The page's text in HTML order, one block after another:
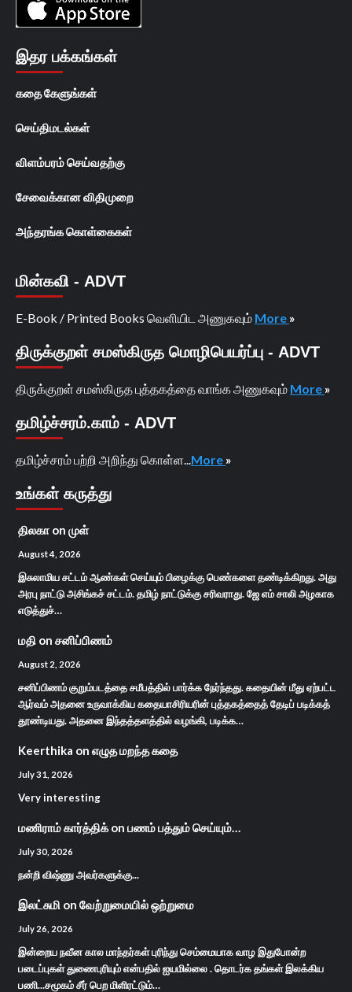
இதர பக்கங்கள்
கதை கேளுங்கள்
செய்திமடல்கள்
விளம்பரம் செய்வதற்கு
சேவைக்கான விதிமுறை
அந்தரங்க கொள்கைகள்
மின்கவி - ADVT
E-Book / Printed Books வெளியிட அணுகவும் More »
திருக்குறள் சமஸ்கிருத மொழிபெயர்ப்பு - ADVT
திருக்குறள் சமஸ்கிருத புத்தகத்தை வாங்க அணுகவும் More »
தமிழ்ச்சரம்.காம் - ADVT
தமிழ்ச்சரம் பற்றி அறிந்து கொள்ள... More »
உங்கள் கருத்து
திலகா on முள்
August 4, 2026
இசுலாமிய சட்டம் ஆண்கள் செய்யும் பிழைக்கு பெண்களை தண்டிக்கிறது. அது
அரபு நாட்டு அசிங்கச் சட்டம். தமிழ் நாட்டுக்கு சரிவராது. ஜே எம் சாலி அழகாக
எடுத்துச்…
மதி on சனிப்பிணம்
August 2, 2026
சனிப்பிணம் குறும்படத்தை சமீபத்தில் பார்க்க நேர்ந்தது. கதையின் மீது ஏற்பட்ட
ஆர்வம் அதனை உருவாக்கிய கதையாசிரியரின் புத்தகத்தைத் தேடிப் படிக்கத்
தூண்டியது. அதனை இந்தத்தளத்தில் வழங்கி, படிக்க…
Keerthika on எழுத மறந்த கதை
July 31, 2026
Very interesting
மணிராம் கார்த்திக்on பணம் பத்தும் செய்யும்…
July 30, 2026
நன்றி விஷ்ணு அவர்களுக்கு...
இலட்சுமி on வேற்றுமையில் ஒற்றுமை
July 26, 2026
இன்றைய நவீன கால மாந்தர்கள் புரிந்து செம்மையாக வாழ இதுபோன்ற
படைப்புகள் துணைபுரியும் என்பதில் ஐயமில்லை . தொடர்க தங்கள் இலக்கிய
பணி...சமூகம் சீர் பெற மிளிரட்டும்…